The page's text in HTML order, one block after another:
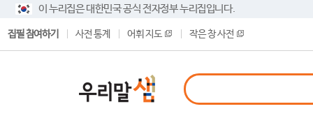
이 누리집은 대한민국 공식 전자정부 누리집입니다.
집필 참여하기 사전 통계 어휘 지도 작은 창 사전